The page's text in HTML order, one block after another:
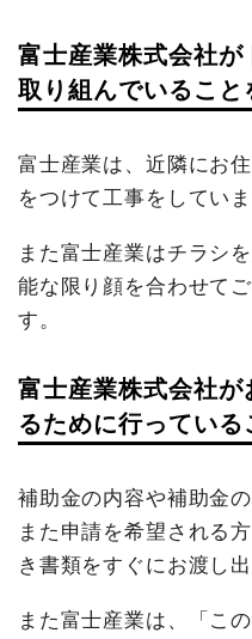
富士産業株式会社
取り組んでいるこ
富士産業は、近隣にお
をつけて工事をしていま
また富士産業はチラシ
能な限り顔を合わせて
す。
富士産業株式会社
るために行っている
補助金の内容や補助金
また申請を希望される
き書類をすぐにお渡し
また富士産業は、「こ